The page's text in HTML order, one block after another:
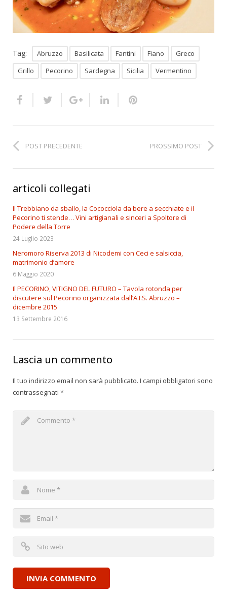
Tag: Abruzzo Basilicata Fantini Fiano
Greco
Grillo
Pecorino Sardegna Sicilia Vermentino
POST PRECEDENTE PROSSIMO POST
articoli collegati
Il Trebbiano da sballo, la Cococciola da bere a secchiate e il
Pecorino ti stende… Vini artigianali e sinceri a Spoltore di
Podere della Torre
24 Luglio 2023
Neromoro Riserva 2013 di Nicodemi con Ceci e salsiccia,
matrimonio d’amore
6 Maggio 2020
Il PECORINO, VITIGNO DEL FUTURO – Tavola rotonda per
discutere sul Pecorino organizzata dall’A.I.S. Abruzzo –
dicembre 2015
13 Settembre 2016
Lascia un commento
Il tuo indirizzo email non sarà pubblicato. I campi obbligatori sono
contrassegnati *